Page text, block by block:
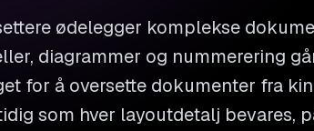
ødelegger komplekse
diagrammer og nummerering
for å oversette dokumenter fra
som hver layoutdetalj bevares,